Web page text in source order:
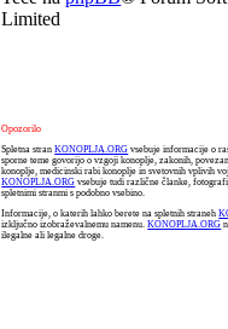
Limited
Opozorilo
Spletna stranKONOPLJA.ORG vsebuje informacije o
sporne teme govorijo o vzgoji konoplje, zakonih,
konoplje, medicinski rabi konoplje in svetovnih vplivih
KONOPLJA.ORG vsebuje tudi različne članke,
spletnimi stranmi s podobno vsebino.
Informacije, o katerih lahko berete na spletnih straneh
izključno izobraževalnemu namenu.KONOPLJA.ORG
ilegalne ali legalne droge.